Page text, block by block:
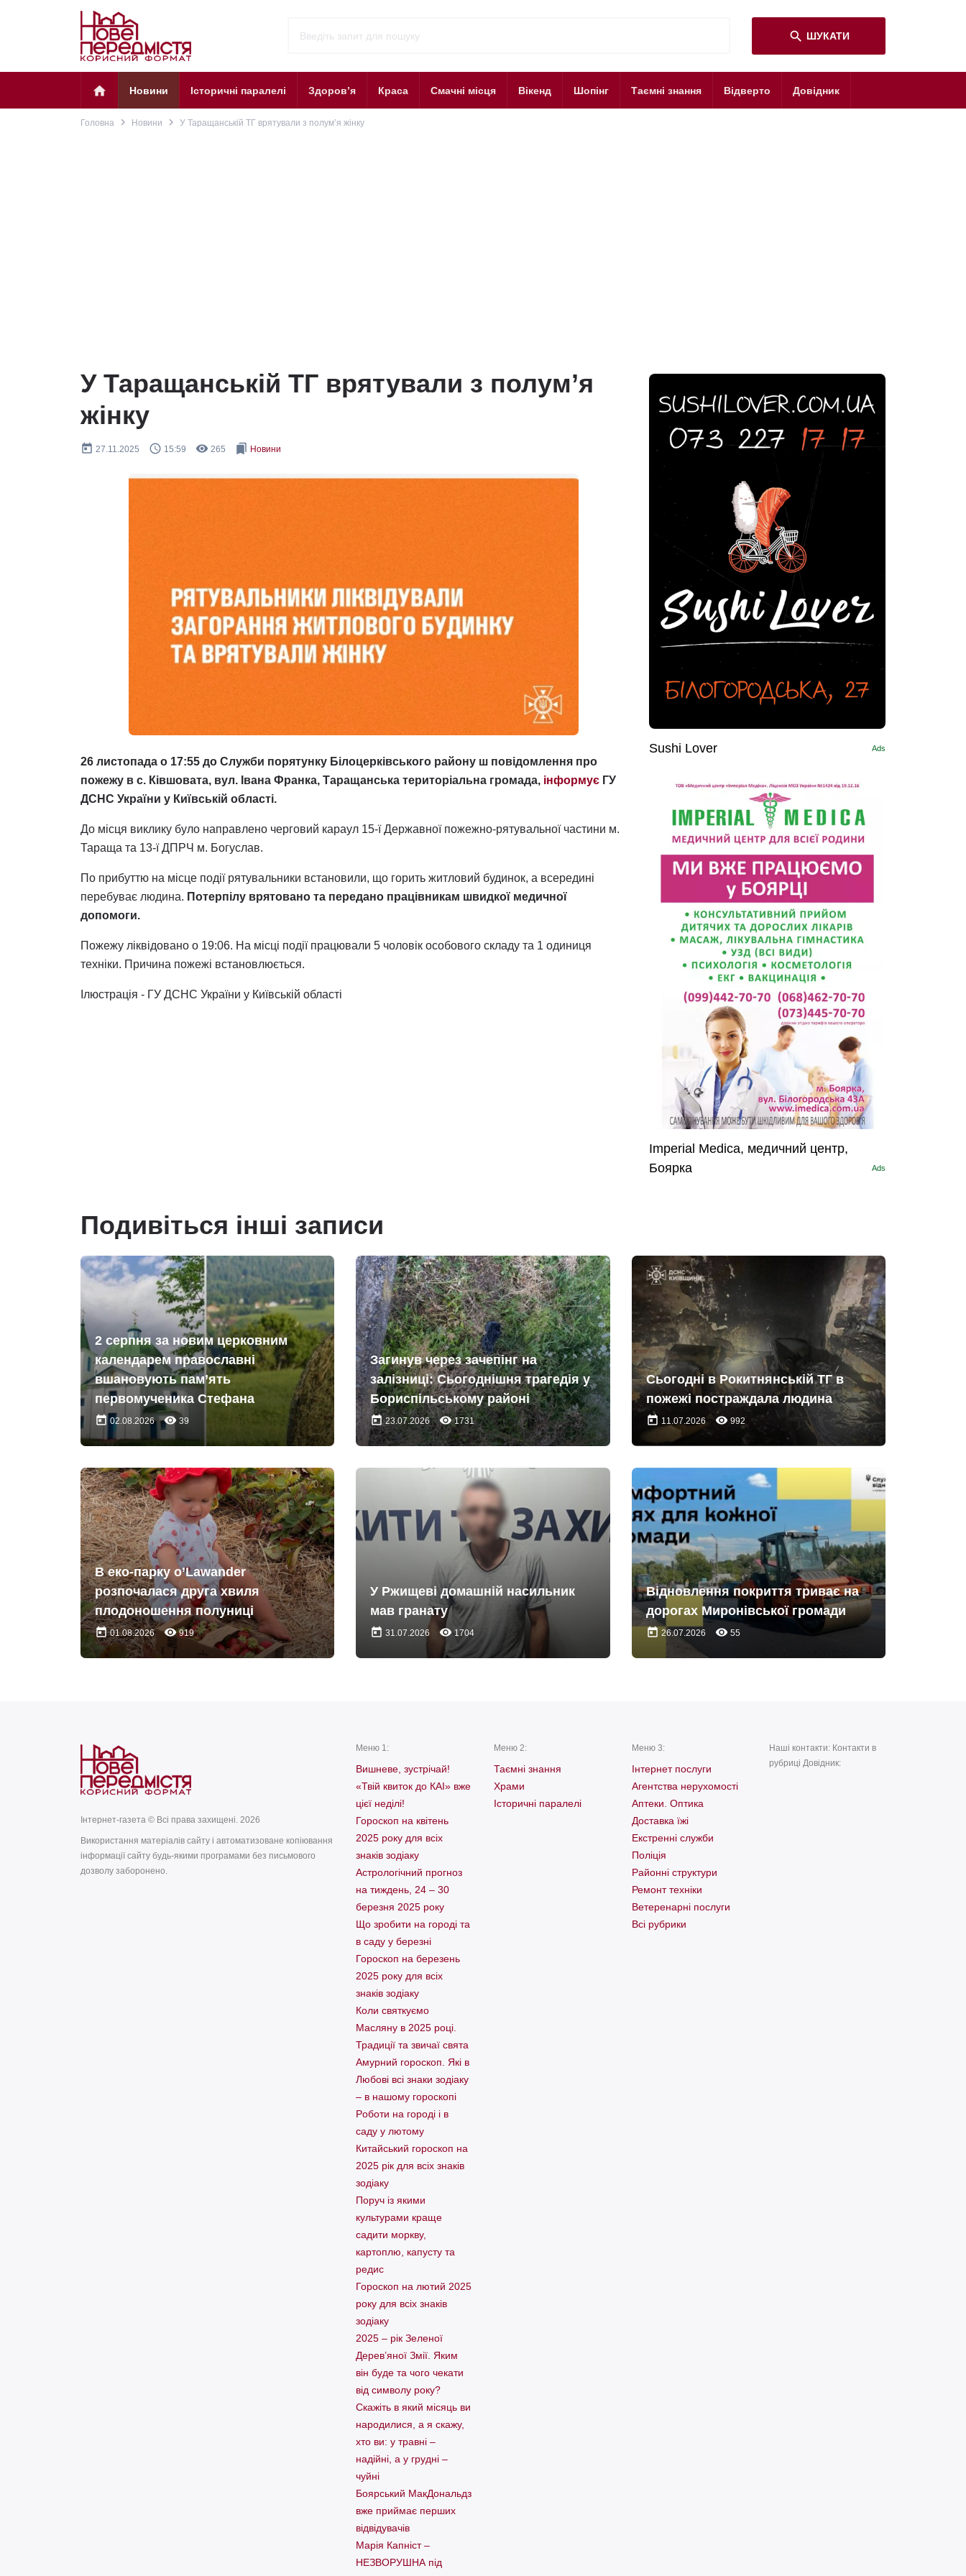
search ШУКАТИ
home Новини Історичні паралелі Здоров’я Краса Смачні місця Вікенд Шопінг Таємні знання Відверто Довідник
Головна navigate_next Новини navigate_next У Таращанській ТГ врятували з полум’я жінку
У Таращанській ТГ врятували з полум’я
жінку
today 27.11.2025 query_builder 15:59 remove_red_eye 265 bookmarks Новини
26 листопада о 17:55 до Служби порятунку Білоцерківського району ш повідомлення про
пожежу в с. Ківшовата, вул. Івана Франка, Таращанська територіальна громада, інформує ГУ
ДСНС України у Київській області.
До місця виклику було направлено черговий караул 15-ї Державної пожежно-рятувальної частини м.
Тараща та 13-ї ДПРЧ м. Богуслав.
По прибуттю на місце події рятувальники встановили, що горить житловий будинок, а всередині
перебуває людина. Потерпілу врятовано та передано працівникам швидкої медичної
допомоги.
Пожежу ліквідовано о 19:06. На місці події працювали 5 чоловік особового складу та 1 одиниця
техніки. Причина пожежі встановлюється.
Ілюстрація - ГУ ДСНС України у Київській області
Sushi Lоver Ads
Imperial Medica, медичний центр,
Боярка
Ads
Подивіться інші записи
2 серпня за новим церковним
календарем православні
вшановують пам’ять
первомученика Стефана
today 02.08.2026 remove_red_eye 39
Загинув через зачепінг на
залізниці: Сьогоднішня трагедія у
Бориспільському районі
today23.07.2026 remove_red_eye1731
Сьогодні в Рокитнянській ТГ в
пожежі постраждала людина
today 11.07.2026 remove_red_eye 992
В еко-парку o’Lawander
розпочалася друга хвиля
плодоношення полуниці
today01.08.2026 remove_red_eye919
У Ржищеві домашній насильник
мав гранату
today 31.07.2026 remove_red_eye1704
Відновлення покриття триває на
дорогах Миронівської громади
today 26.07.2026 remove_red_eye 55
Інтернет-газета © Всі права захищені. 2026
Використання матеріалів сайту і автоматизоване копіювання
інформації сайту будь-якими програмами без письмового
дозволу заборонено.
Меню 1:
Вишневе, зустрічай!
«Твій квиток до КАІ» вже
цієї неділі!
Гороскоп на квітень
2025 року для всіх
знаків зодіаку
Астрологічний прогноз
на тиждень, 24 – 30
березня 2025 року
Що зробити на городі та
в саду у березні
Гороскоп на березень
2025 року для всіх
знаків зодіаку
Коли святкуємо
Масляну в 2025 році.
Традиції та звичаї свята
Амурний гороскоп. Які в
Любові всі знаки зодіаку
– в нашому гороскопі
Pоботи на городі і в
саду у лютому
Китайський гороскоп на
2025 рік для всіх знаків
зодіаку
Поруч із якими
культурами краще
садити моркву,
картоплю, капусту та
редис
Гороскоп на лютий 2025
року для всіх знаків
зодіаку
2025 – рік Зеленої
Дерев’яної Змії. Яким
він буде та чого чекати
від символу року?
Скажіть в який місяць ви
народилися, а я скажу,
хто ви: у травні –
надійні, а у грудні –
чуйні
Боярський МакДональдз
вже приймає перших
відвідувачів
Марія Капніст –
НЕЗВОРУШНА під
Меню 2:
Таємні знання
Храми
Історичні паралелі
Меню 3:
Інтернет послуги
Агентства нерухомості
Аптеки. Оптика
Доставка їжі
Екстренні служби
Поліція
Районні структури
Ремонт техніки
Ветеренарні послуги
Всі рубрики
Наші контакти: Контакти в
рубриці Довідник: